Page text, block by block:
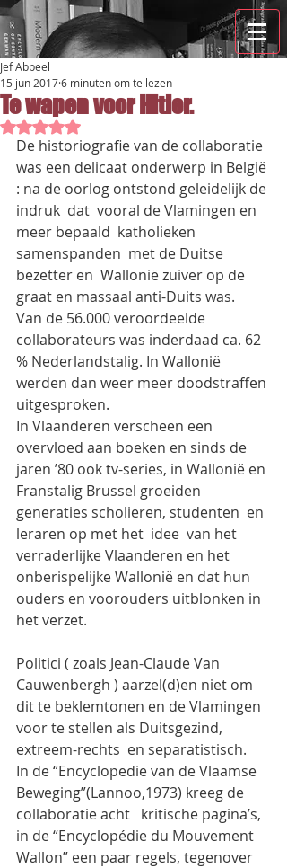
Te wapen voor Hitler.
Jef Abbeel
15 jun 20176 minuten om te lezen
Beoordeeld met NaN uit 5 sterren.
De historiografie van de collaboratie
was een delicaat onderwerp in België
: na de oorlog ontstond geleidelijk de
indruk  dat  vooral de Vlamingen en
meer bepaald  katholieken
samenspanden  met de Duitse
bezetter en  Wallonië zuiver op de
graat en massaal anti-Duits was.
Van de 56.000 veroordeelde
collaborateurs was inderdaad ca. 62
% Nederlandstalig. In Wallonië
werden dan weer meer doodstraffen
uitgesproken.
In Vlaanderen verscheen een
overvloed aan boeken en sinds de
jaren ’80 ook tv-series, in Wallonië en
Franstalig Brussel groeiden
generaties scholieren, studenten  en
leraren op met het  idee  van het
verraderlijke Vlaanderen en het
onberispelijke Wallonië en dat hun
ouders en voorouders uitblonken in
het verzet.
Politici ( zoals Jean-Claude Van
Cauwenbergh ) aarzel(d)en niet om
dit te beklemtonen en de Vlamingen
voor te stellen als Duitsgezind,
extreem-rechts  en separatistisch.
In de “Encyclopedie van de Vlaamse
Beweging”(Lannoo,1973) kreeg de
collaboratie acht   kritische pagina’s,
in de “Encyclopédie du Mouvement
Wallon” een paar regels, tegenover